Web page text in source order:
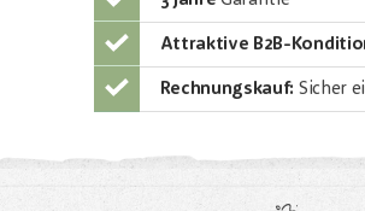
Attraktive B2B-
Rechnungskauf: Sicher